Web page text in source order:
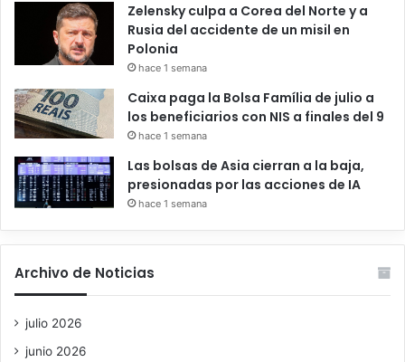
Zelensky culpa a Corea del Norte y a
Rusia del accidente de un misil en
Polonia
hace 1 semana
Caixa paga la Bolsa Família de julio a
los beneficiarios con NIS a finales del 9
hace 1 semana
Las bolsas de Asia cierran a la baja,
presionadas por las acciones de IA
hace 1 semana
Archivo de Noticias
julio 2026
junio 2026